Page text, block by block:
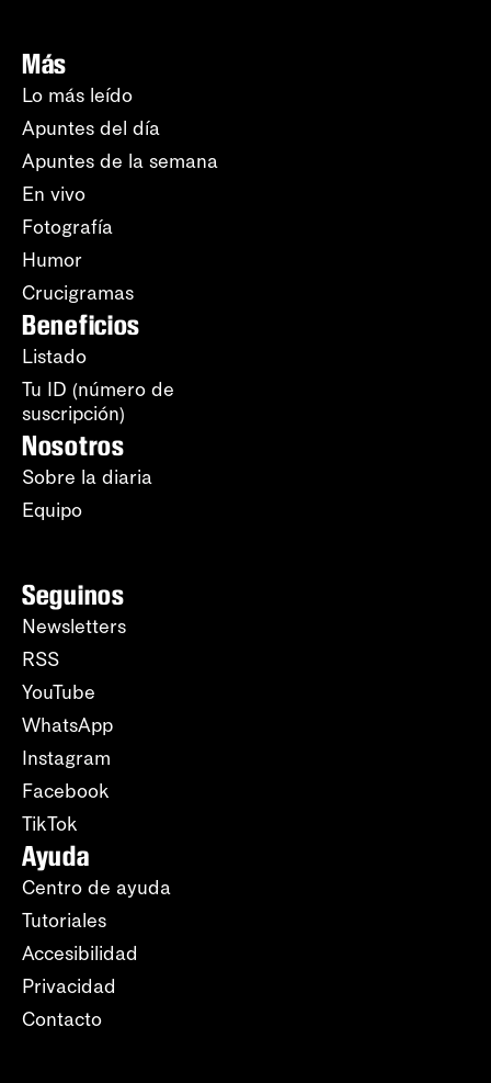
Más
Lo más leído
Apuntes del día
Apuntes de la semana
En vivo
Fotografía
Humor
Crucigramas
Beneficios
Listado
Tu ID (número de
suscripción)
Nosotros
Sobre la diaria
Equipo
Seguinos
Newsletters
RSS
YouTube
WhatsApp
Instagram
Facebook
TikTok
Ayuda
Centro de ayuda
Tutoriales
Accesibilidad
Privacidad
Contacto